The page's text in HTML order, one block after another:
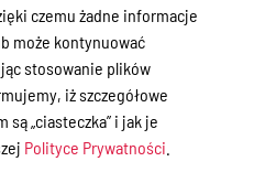
czemu żadne informacje
może kontynuować
stosowanie plików
iż szczegółowe
„ciasteczka” i jak je
Polityce Prywatności